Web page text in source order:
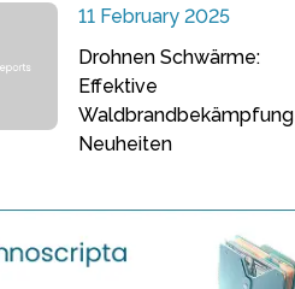
11 February 2025
Drohnen Schwärme:
Effektive
Waldbrandbekämpfung
Neuheiten